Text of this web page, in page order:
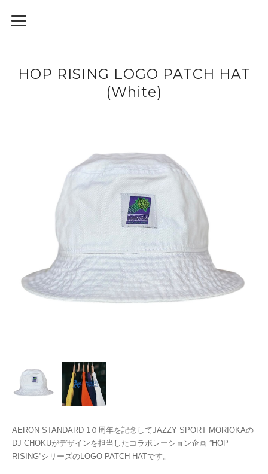
HOP RISING LOGO PATCH HAT
(White)
AERON STANDARD 1０周年を記念してJAZZY SPORT MORIOKAの
DJ CHOKUがデザインを担当したコラボレーション企画 ”HOP
RISING”シリーズのLOGO PATCH HATです。